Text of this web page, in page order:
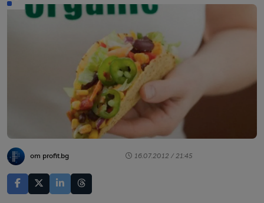
от profit.bg 16.07.2012 / 21:45